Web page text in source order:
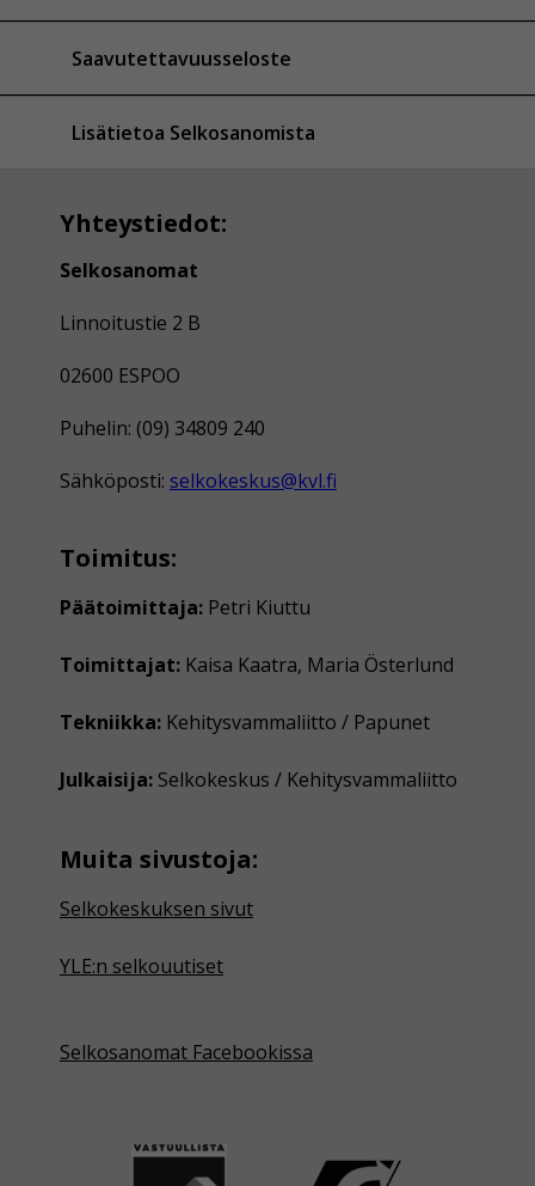
Saavutettavuusseloste
Lisätietoa Selkosanomista
Yhteystiedot:
Selkosanomat
Linnoitustie 2 B
02600 ESPOO
Puhelin: (09) 34809 240
Sähköposti: selkokeskus@kvl.fi
Toimitus:
Päätoimittaja: Petri Kiuttu
Toimittajat: Kaisa Kaatra, Maria Österlund
Tekniikka: Kehitysvammaliitto / Papunet
Julkaisija: Selkokeskus / Kehitysvammaliitto
Muita sivustoja:
Selkokeskuksen sivut
YLE:n selkouutiset
Selkosanomat Facebookissa